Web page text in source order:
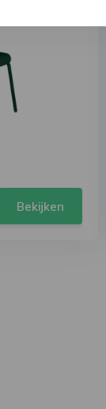
Bekijken